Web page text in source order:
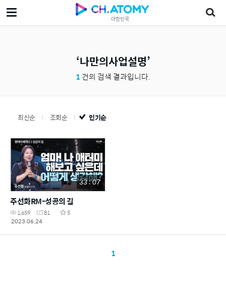
대한민국
나만의사업설명
1 건의 검색 결과입니다.
최신순 조회순 인기순
33 : 07
주선화RM-성공의 길
1,659 81
5
2023.06.24
1